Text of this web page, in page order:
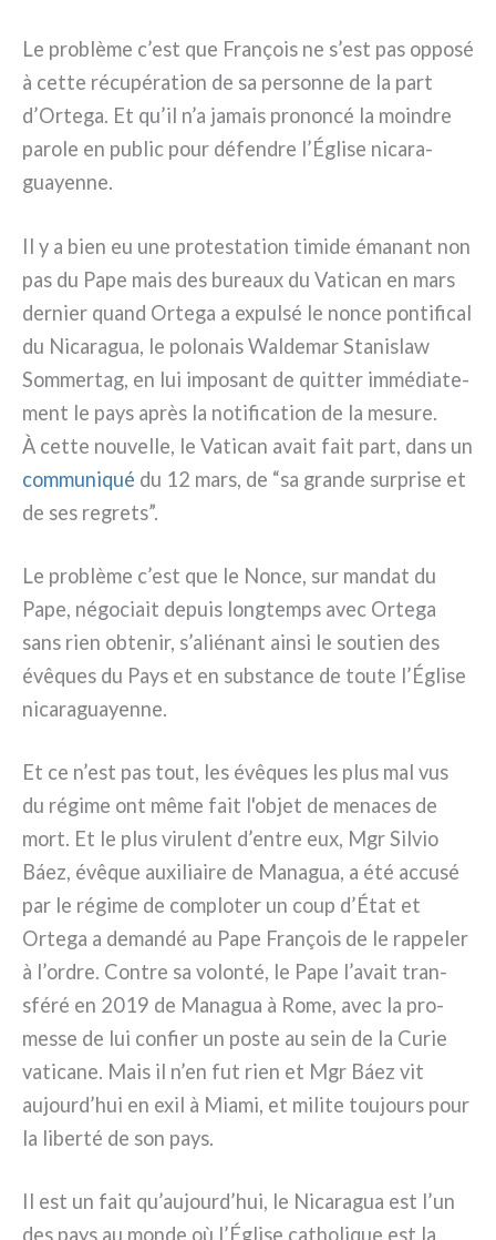
Le pro­blè­me c’est que François ne s’est pas oppo­sé
à cet­te récu­pé­ra­tion de sa per­son­ne de la part
d’Ortega. Et qu’il n’a jamais pro­non­cé la moin­dre
paro­le en public pour défen­dre l’Église nica­ra­
guayen­ne.
Il y a bien eu une pro­te­sta­tion timi­de éma­nant non
pas du Pape mais des bureaux du Vatican en mars
der­nier quand Ortega a expul­sé le non­ce pon­ti­fi­cal
du Nicaragua, le polo­nais Waldemar Stanislaw
Sommertag, en lui impo­sant de quit­ter immé­dia­te­
ment le pays après la noti­fi­ca­tion de la mesu­re.
À cet­te nou­vel­le, le Vatican avait fait part, dans un
com­mu­ni­qué du 12 mars, de “sa gran­de sur­pri­se et
de ses regre­ts”.
Le pro­blè­me c’est que le Nonce, sur man­dat du
Pape, négo­ciait depuis long­temps avec Ortega
sans rien obte­nir, s’aliénant ain­si le sou­tien des
évê­ques du Pays et en sub­stan­ce de tou­te l’Église
nica­ra­guayen­ne.
Et ce n’est pas tout, les évê­ques les plus mal vus
du régi­me ont même fait l'objet de mena­ces de
mort. Et le plus viru­lent d’entre eux, Mgr Silvio
Báez, évê­que auxi­liai­re de Managua, a été accu­sé
par le régi­me de com­plo­ter un coup d’État et
Ortega a deman­dé au Pape François de le rap­pe­ler
à l’ordre. Contre sa volon­té, le Pape l’avait tran­
sfé­ré en 2019 de Managua à Rome, avec la pro­
mes­se de lui con­fier un poste au sein de la Curie
vati­ca­ne. Mais il n’en fut rien et Mgr Báez vit
aujourd’hui en exil à Miami, et mili­te tou­jours pour
la liber­té de son pays.
Il est un fait qu’aujourd’hui, le Nicaragua est l’un
des pays au mon­de où l’Église catho­li­que est la